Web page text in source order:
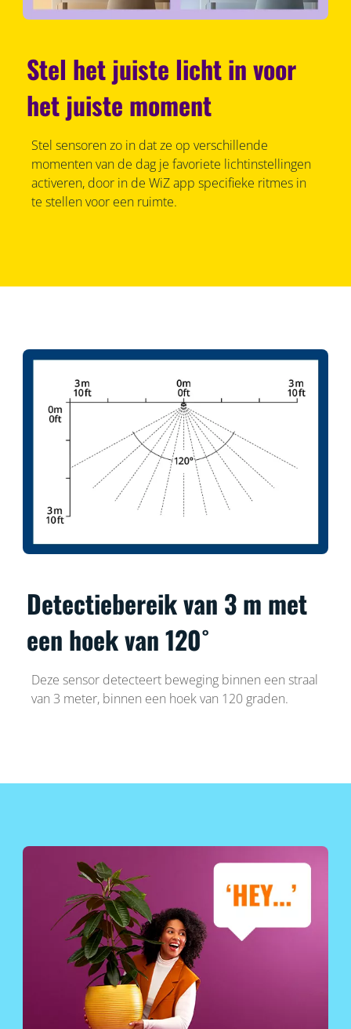
Stel het juiste licht in voor
het juiste moment
Stel sensoren zo in dat ze op verschillende
momenten van de dag je favoriete lichtinstellingen
activeren, door in de WiZ app specifieke ritmes in
te stellen voor een ruimte.
Detectiebereik van 3 m met
een hoek van 120˚
Deze sensor detecteert beweging binnen een straal
van 3 meter, binnen een hoek van 120 graden.